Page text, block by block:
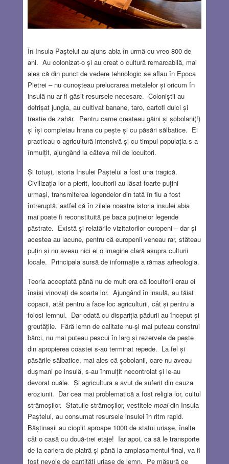
În Insula Paștelui au ajuns abia în urmă cu vreo 800 de
ani. Au colonizat-o și au creat o cultură remarcabilă, mai
ales că din punct de vedere tehnologic se aflau în Epoca
Pietrei – nu cunoșteau prelucrarea metalelor și oricum în
insulă nu ar fi găsit resursele necesare. Coloniștii au
defrișat jungla, au cultivat banane, taro, cartofi dulci și
trestie de zahăr. Pentru carne creșteau găini și șobolani(!)
și își completau hrana cu pește și cu păsări sălbatice. Ei
practicau o agricultură intensivă și cu timpul populația s-a
înmulțit, ajungând la câteva mii de locuitori.
Și totuși, istoria Insulei Paștelui a fost una tragică.
Civilizația lor a pierit, locuitorii au lăsat foarte puțini
urmași, transmiterea legendelor din tată în fiu a fost
întreruptă, astfel că în zilele noastre istoria insulei abia
mai poate fi reconstituită pe baza puținelor legende
păstrate. Există și relatările vizitatorilor europeni – dar și
acestea au lacune, pentru că europenii veneau rar, stăteau
puțin și nu aveau nici ei o imagine clară asupra culturii
locale. Principala sursă de informație a rămas arheologia.
Teoria acceptată până nu de mult era că locuitorii erau ei
înșiși vinovați de soarta lor. Ajungând în insulă, au tăiat
copacii, atât pentru a face loc agriculturii, cât și pentru a
folosi lemnul. Dar odată cu dispariția pădurii au început și
greutățile. Fără lemn de calitate nu-și mai puteau construi
bărci, nu mai puteau pescui în larg și rezervele de pește
din apropierea coastei s-au terminat repede. La fel și
păsările sălbatice, mai ales că șobolanii, care nu aveau
dușmani pe insulă, s-au înmulțit necontrolat și le-au
devorat ouăle. Și agricultura a avut de suferit din cauza
eroziunii. Dar cea mai problematică a fost religia lor, cultul
strămoșilor. Statuile strămoșilor, vestitele moaidin Insula
Paștelui, au consumat resursele insulei în ritm rapid.
Băștinașii au cioplit aproape 1000 de statui uriașe, înalte
cât o casă cu două-trei etaje! Iar apoi, ca să le transporte
de la cariera de piatră și până la amplasamentul final, va fi
fost nevoie de cantități uriașe de lemn. Pe măsură ce